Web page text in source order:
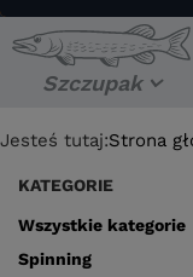
Szczupak
Jesteś tutaj:Strona
KATEGORIE
Wszystkie kategorie
Spinning